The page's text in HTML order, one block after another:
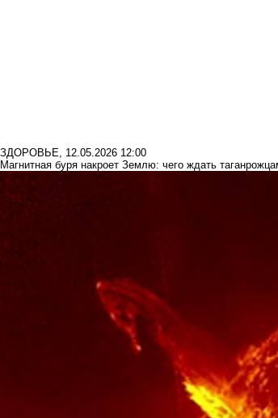
ЗДОРОВЬЕ, 12.05.2026 12:00
Магнитная буря накроет Землю: чего ждать